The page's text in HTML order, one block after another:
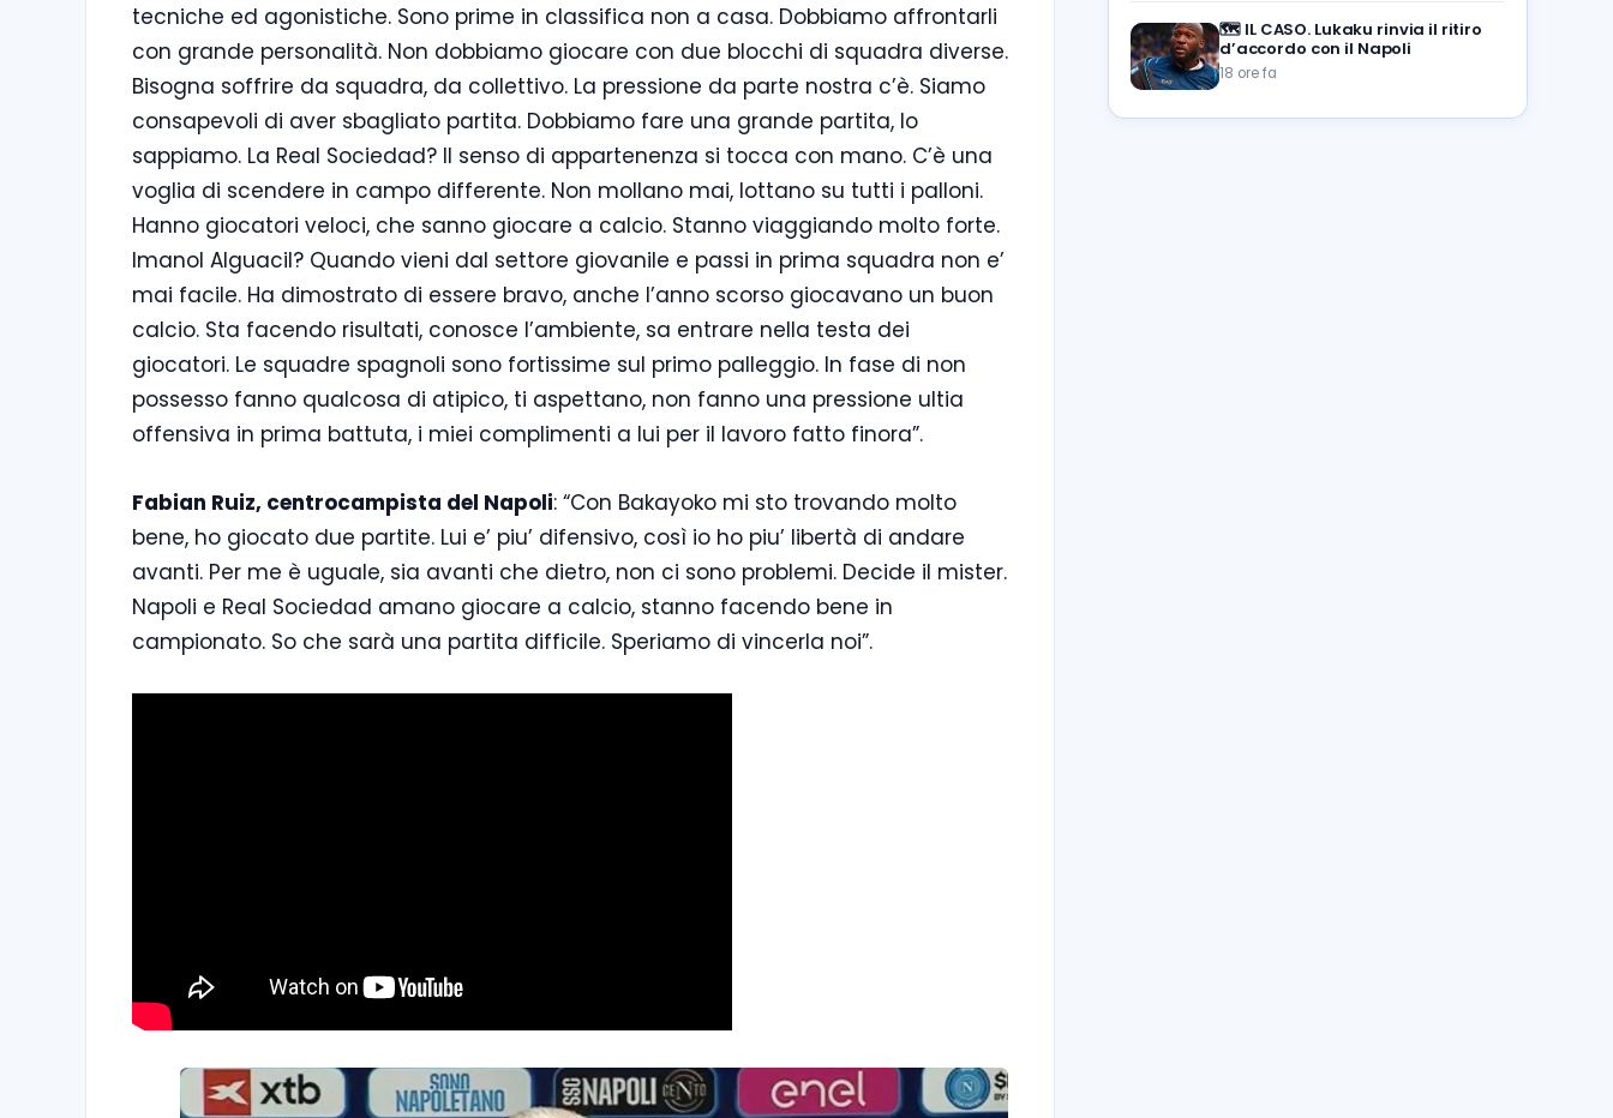
tecniche ed agonistiche. Sono prime in classifica non a casa. Dobbiamo affrontarli
con grande personalità. Non dobbiamo giocare con due blocchi di squadra diverse.
Bisogna soffrire da squadra, da collettivo. La pressione da parte nostra c’è. Siamo
consapevoli di aver sbagliato partita. Dobbiamo fare una grande partita, lo
sappiamo. La Real Sociedad? Il senso di appartenenza si tocca con mano. C’è una
voglia di scendere in campo differente. Non mollano mai, lottano su tutti i palloni.
Hanno giocatori veloci, che sanno giocare a calcio. Stanno viaggiando molto forte.
Imanol Alguacil? Quando vieni dal settore giovanile e passi in prima squadra non e’
mai facile. Ha dimostrato di essere bravo, anche l’anno scorso giocavano un buon
calcio. Sta facendo risultati, conosce l’ambiente, sa entrare nella testa dei
giocatori. Le squadre spagnoli sono fortissime sul primo palleggio. In fase di non
possesso fanno qualcosa di atipico, ti aspettano, non fanno una pressione ultia
offensiva in prima battuta, i miei complimenti a lui per il lavoro fatto finora”.
Fabian Ruiz, centrocampista del Napoli: “Con Bakayoko mi sto trovando molto
bene, ho giocato due partite. Lui e’ piu’ difensivo, così io ho piu’ libertà di andare
avanti. Per me è uguale, sia avanti che dietro, non ci sono problemi. Decide il mister.
Napoli e Real Sociedad amano giocare a calcio, stanno facendo bene in
campionato. So che sarà una partita difficile. Speriamo di vincerla noi”.
🗺️ IL CASO. Lukaku rinvia il ritiro
d’accordo con il Napoli
18 ore fa